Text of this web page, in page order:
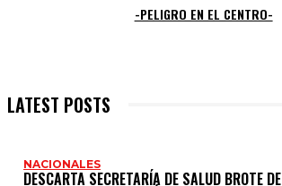
-PELIGRO EN EL CENTRO-
LATEST POSTS
NACIONALES
DESCARTA SECRETARÍA DE SALUD BROTE DE